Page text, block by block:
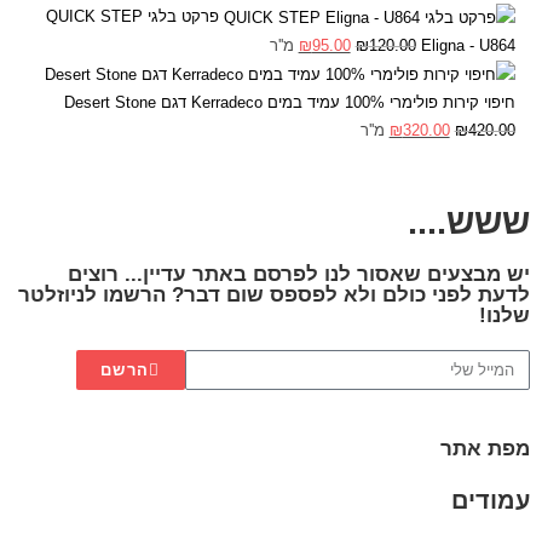
פרקט בלגי QUICK STEP
Eligna - U864
₪120.00
₪95.00 מ''ר
חיפוי קירות פולימרי 100% עמיד במים Kerradeco דגם Desert Stone
₪420.00
₪320.00 מ''ר
מפת אתר
עמודים
ששש....
יש מבצעים שאסור לנו לפרסם באתר עדיין... רוצים
לדעת לפני כולם ולא לפספס שום דבר? הרשמו לניוזלטר
שלנו!
הרשם